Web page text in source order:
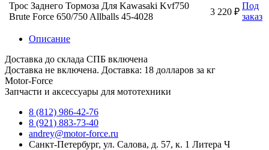
Трос Заднего Тормоза Для Kawasaki Kvf750
Brute Force 650/750 Allballs 45-4028
3 220 ₽
Под
заказ
Описание
Доставка до склада СПБ включена
Доставка не включена. Доставка: 18 долларов за кг
Motor-Force
Запчасти и аксессуары для мототехники
8 (812) 986-42-76
8 (921) 883-73-40
andrey@motor-force.ru
Санкт-Петербург, ул. Салова, д. 57, к. 1 Литера Ч